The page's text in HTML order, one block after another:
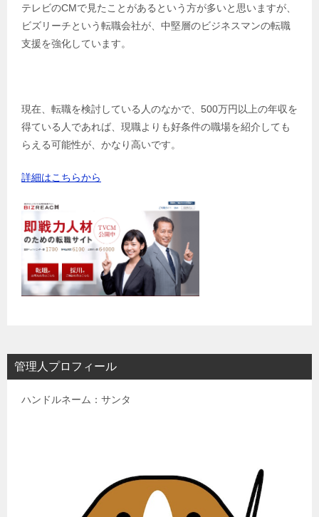
テレビのCMで見たことがあるという方が多いと思いますが、
ビズリーチという転職会社が、中堅層のビジネスマンの転職
支援を強化しています。
現在、転職を検討している人のなかで、500万円以上の年収を
得ている人であれば、現職よりも好条件の職場を紹介しても
らえる可能性が、かなり高いです。
詳細はこちらから
管理人プロフィール
ハンドルネーム：サンタ